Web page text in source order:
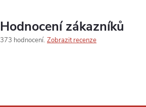
Hodnocení zákazníků
373 hodnocení Zobrazit recenze